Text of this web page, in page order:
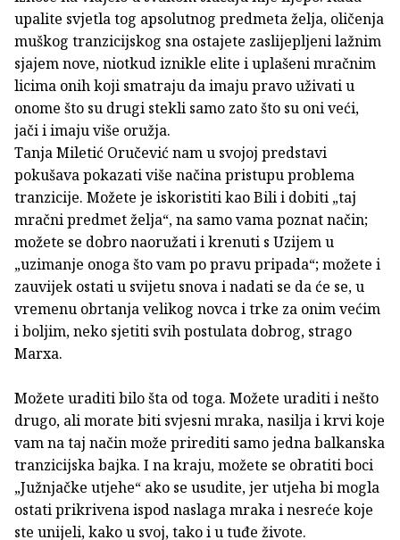
upalite svjetla tog apsolutnog predmeta želja, oličenja
muškog tranzicijskog sna ostajete zaslijepljeni lažnim
sjajem nove, niotkud iznikle elite i uplašeni mračnim
licima onih koji smatraju da imaju pravo uživati u
onome što su drugi stekli samo zato što su oni veći,
jači i imaju više oružja.
Tanja Miletić Oručević nam u svojoj predstavi
pokušava pokazati više načina pristupu problema
tranzicije. Možete je iskoristiti kao Bili i dobiti „taj
mračni predmet želja“, na samo vama poznat način;
možete se dobro naoružati i krenuti s Uzijem u
„uzimanje onoga što vam po pravu pripada“; možete i
zauvijek ostati u svijetu snova i nadati se da će se, u
vremenu obrtanja velikog novca i trke za onim većim
i boljim, neko sjetiti svih postulata dobrog, strago
Marxa.
Možete uraditi bilo šta od toga. Možete uraditi i nešto
drugo, ali morate biti svjesni mraka, nasilja i krvi koje
vam na taj način može prirediti samo jedna balkanska
tranzicijska bajka. I na kraju, možete se obratiti boci
„Južnjačke utjehe“ ako se usudite, jer utjeha bi mogla
ostati prikrivena ispod naslaga mraka i nesreće koje
ste unijeli, kako u svoj, tako i u tuđe živote.